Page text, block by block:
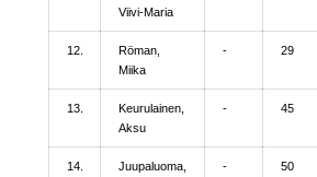
Viivi-Maria
12.
Röman,
Miika
- 29
13.
Keurulainen,
Aksu
- 45
14.
Juupaluoma,
- 50